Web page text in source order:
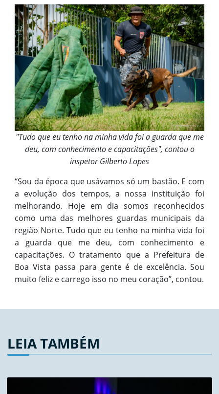
"Tudo que eu tenho na minha vida foi a guarda que me
deu, com conhecimento e capacitações", contou o
inspetor Gilberto Lopes
“Sou da época que usávamos só um bastão. E com
a evolução dos tempos, a nossa instituição foi
melhorando. Hoje em dia somos reconhecidos
como uma das melhores guardas municipais da
região Norte. Tudo que eu tenho na minha vida foi
a guarda que me deu, com conhecimento e
capacitações. O tratamento que a Prefeitura de
Boa Vista passa para gente é de excelência. Sou
muito feliz e carrego isso no meu coração”, contou.
LEIA TAMBÉM